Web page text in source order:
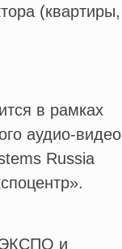
(квартиры,
в рамках
аудио-видео
Russia
и